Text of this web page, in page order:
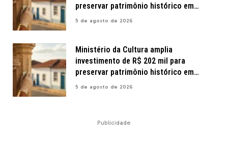
preservar patrimônio histórico em
Pernambuco
5 de agosto de 2026
Ministério da Cultura amplia
investimento de R$ 202 mil para
preservar patrimônio histórico em
Pernambuco
5 de agosto de 2026
Publicidade